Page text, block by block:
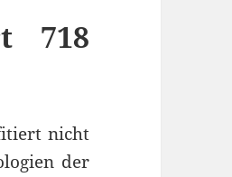
718
nicht
der